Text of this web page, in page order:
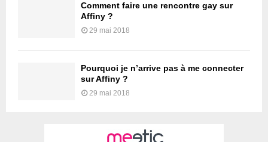
Comment faire une rencontre gay sur
Affiny ?
29 mai 2018
Pourquoi je n’arrive pas à me connecter
sur Affiny ?
29 mai 2018